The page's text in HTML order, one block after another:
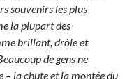
souvenirs les plus
la plupart des
brillant, drôle et
de gens ne
– la chute et la montée du